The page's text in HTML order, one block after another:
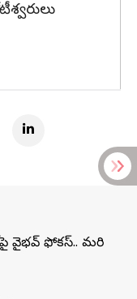
వైభవ్ ఫోకస్.. మరి